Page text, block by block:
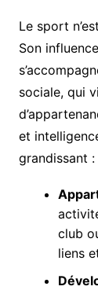
Le sport
Son
sociale, qui
et
grandissant :
club
liens